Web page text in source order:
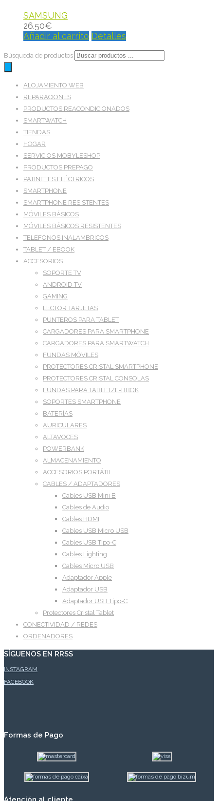
SAMSUNG
26.50€
Añadir al carrito Detalles
Búsqueda de productos
ALOJAMIENTO WEB
REPARACIONES
PRODUCTOS REACONDICIONADOS
SMARTWATCH
TIENDAS
HOGAR
SERVICIOS MOBYLESHOP
PRODUCTOS PREPAGO
PATINETES ELÉCTRICOS
SMARTPHONE
SMARTPHONE RESISTENTES
MÓVILES BÁSICOS
MÓVILES BÁSICOS RESISTENTES
TELEFONOS INALAMBRICOS
TABLET / EBOOK
ACCESORIOS
SOPORTE TV
ANDROID TV
GAMING
LECTOR TARJETAS
PUNTEROS PARA TABLET
CARGADORES PARA SMARTPHONE
CARGADORES PARA SMARTWATCH
FUNDAS MÓVILES
PROTECTORES CRISTAL SMARTPHONE
PROTECTORES CRISTAL CONSOLAS
FUNDAS PARA TABLET/E-BBOK
SOPORTES SMARTPHONE
BATERÍAS
AURICULARES
ALTAVOCES
POWERBANK
ALMACENAMIENTO
ACCESORIOS PORTÁTIL
CABLES / ADAPTADORES
Cables USB Mini B
Cables de Audio
Cables HDMI
Cables USB Micro USB
Cables USB Tipo-C
Cables Lighting
Cables Micro USB
Adaptador Apple
Adaptador USB
Adaptador USB Tipo-C
Protectores Cristal Tablet
CONECTIVIDAD / REDES
ORDENADORES
SÍGUENOS EN RRSS
INSTAGRAM
FACEBOOK
Formas de Pago